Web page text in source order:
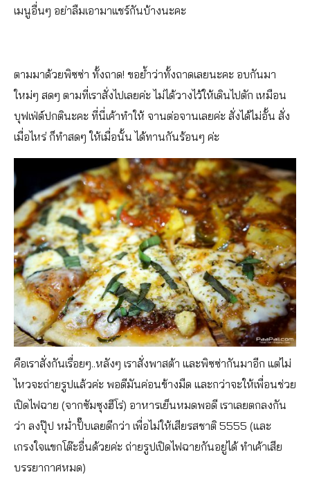
เมนูอื่นๆ อย่าลืมเอามาแชร์กันบ้างนะคะ
ตามมาด้วยพิซซ่า ทั้งถาด! ขอย้ำว่าทั้งถาดเลยนะคะ อบกันมา
ใหม่ๆ สดๆ ตามที่เราสั่งไปเลยค่ะ ไม่ได้วางไว้ให้เดินไปตัก เหมือน
บุฟเฟ่ต์ปกตินะคะ ที่นี่เค้าทำให้ จานต่อจานเลยค่ะ สั่งได้ไม่อั้น สั่ง
เมื่อไหร่ ก็ทำสดๆ ให้เมื่อนั้น ได้ทานกันร้อนๆ ค่ะ
คือเราสั่งกันเรื่อยๆ..หลังๆ เราสั่งพาสต้า และพิซซ่ากันมาอีก แต่ไม่
ไหวจะถ่ายรูปแล้วค่ะ พอดีมันค่อนข้างมืด และกว่าจะให้เพื่อนช่วย
เปิดไฟฉาย (จากซัมซุงฮีโร่) อาหารเย็นหมดพอดี เราเลยตกลงกัน
ว่า ลงปุ๊ป หม่ำปั๊บเลยดีกว่า เพื่อไม่ให้เสียรสชาติ 5555 (และ
เกรงใจแขกโต๊ะอื่นด้วยค่ะ ถ่ายรูปเปิดไฟฉายกันอยู่ได้ ทำเค้าเสีย
บรรยากาศหมด)